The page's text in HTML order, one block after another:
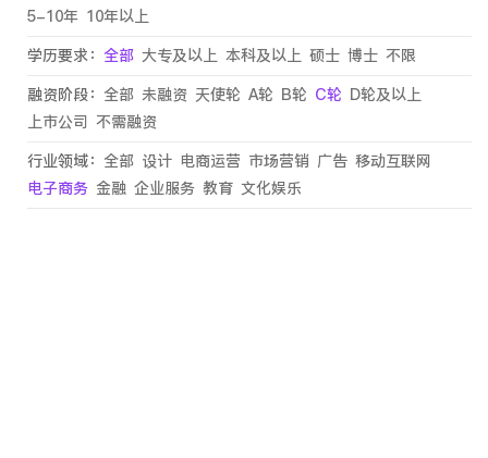
5-10年 10年以上
学历要求： 全部 大专及以上 本科及以上 硕士 博士 不限
融资阶段： 全部 未融资 天使轮 A轮 B轮 C轮 D轮及以上
上市公司 不需融资
行业领域： 全部 设计 电商运营 市场营销 广告 移动互联网
电子商务 金融 企业服务 教育 文化娱乐